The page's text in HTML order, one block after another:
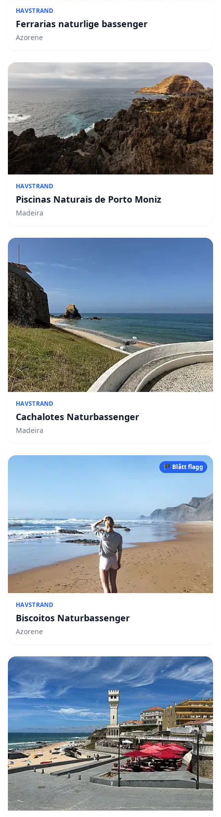
HAVSTRAND
Ferrarias naturlige bassenger
Azorene
HAVSTRAND
Piscinas Naturais de Porto Moniz
Madeira
HAVSTRAND
Cachalotes Naturbassenger
Madeira
🏴 Blått flagg
HAVSTRAND
Biscoitos Naturbassenger
Azorene